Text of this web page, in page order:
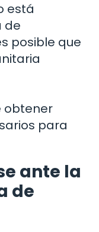
está
de
posible que
obtener
para
ante la
de